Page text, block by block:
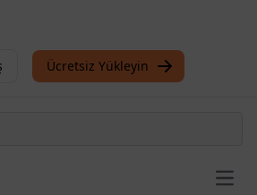
Ücretsiz Yükleyin